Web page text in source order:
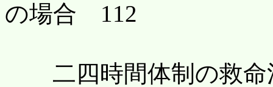
の場合 112
二四時間体制の救命